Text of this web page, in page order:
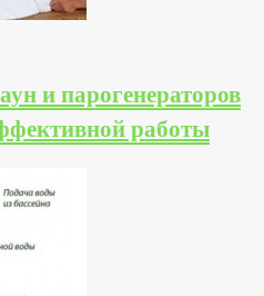
и парогенераторов
работы